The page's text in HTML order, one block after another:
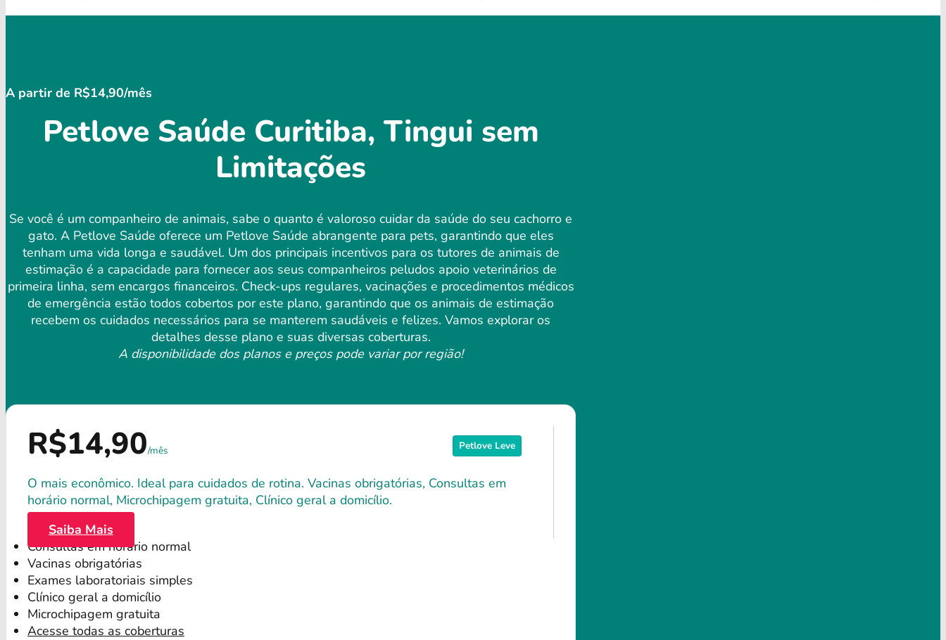
A partir de R$14,90/mês
Petlove Saúde Curitiba, Tingui sem
Limitações
Se você é um companheiro de animais, sabe o quanto é valoroso cuidar da saúde do seu cachorro e
gato. A Petlove Saúde oferece um Petlove Saúde abrangente para pets, garantindo que eles
tenham uma vida longa e saudável. Um dos principais incentivos para os tutores de animais de
estimação é a capacidade para fornecer aos seus companheiros peludos apoio veterinários de
primeira linha, sem encargos financeiros. Check-ups regulares, vacinações e procedimentos médicos
de emergência estão todos cobertos por este plano, garantindo que os animais de estimação
recebem os cuidados necessários para se manterem saudáveis ​​e felizes. Vamos explorar os
detalhes desse plano e suas diversas coberturas.
A disponibilidade dos planos e preços pode variar por região!
Petlove Leve
R$14,90/mês
O mais econômico. Ideal para cuidados de rotina. Vacinas obrigatórias, Consultas em
horário normal, Microchipagem gratuita, Clínico geral a domicílio.
Saiba Mais
Consultas em horário normal
Vacinas obrigatórias
Exames laboratoriais simples
Clínico geral a domicílio
Microchipagem gratuita
Acesse todas as coberturas